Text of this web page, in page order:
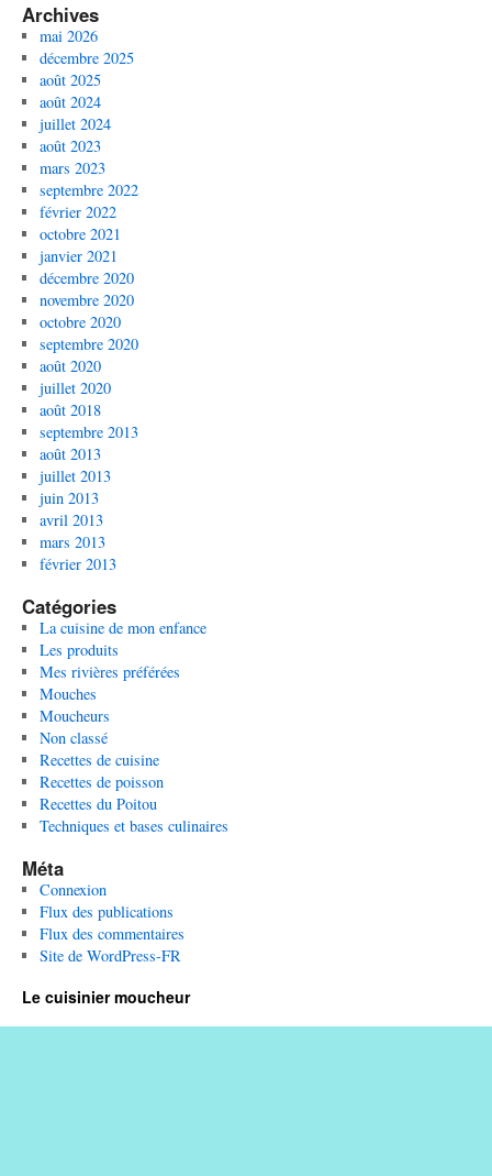
Archives
mai 2026
décembre 2025
août 2025
août 2024
juillet 2024
août 2023
mars 2023
septembre 2022
février 2022
octobre 2021
janvier 2021
décembre 2020
novembre 2020
octobre 2020
septembre 2020
août 2020
juillet 2020
août 2018
septembre 2013
août 2013
juillet 2013
juin 2013
avril 2013
mars 2013
février 2013
Catégories
La cuisine de mon enfance
Les produits
Mes rivières préférées
Mouches
Moucheurs
Non classé
Recettes de cuisine
Recettes de poisson
Recettes du Poitou
Techniques et bases culinaires
Méta
Connexion
Flux des publications
Flux des commentaires
Site de WordPress-FR
Le cuisinier moucheur